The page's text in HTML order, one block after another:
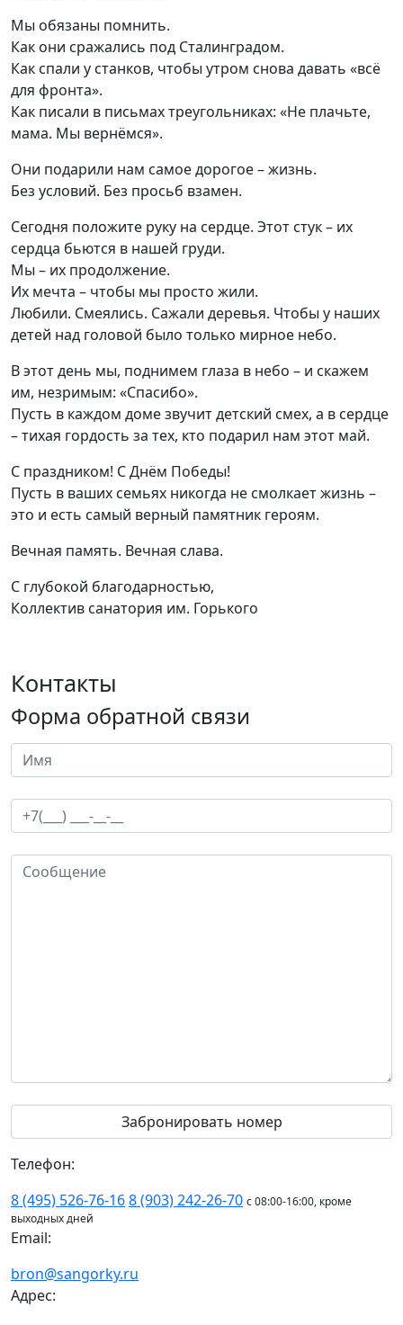
Мы обязаны помнить.
Как они сражались под Сталинградом.
Как спали у станков, чтобы утром снова давать «всё
для фронта».
Как писали в письмах треугольниках: «Не плачьте,
мама. Мы вернёмся».
Они подарили нам самое дорогое – жизнь.
Без условий. Без просьб взамен.
Сегодня положите руку на сердце. Этот стук – их
сердца бьются в нашей груди.
Мы – их продолжение.
Их мечта – чтобы мы просто жили.
Любили. Смеялись. Сажали деревья. Чтобы у наших
детей над головой было только мирное небо.
В этот день мы, поднимем глаза в небо – и скажем
им, незримым: «Спасибо».
Пусть в каждом доме звучит детский смех, а в сердце
– тихая гордость за тех, кто подарил нам этот май.
С праздником! С Днём Победы!
Пусть в ваших семьях никогда не смолкает жизнь –
это и есть самый верный памятник героям.
Вечная память. Вечная слава.
С глубокой благодарностью,
Коллектив санатория им. Горького
Контакты
Форма обратной связи
Телефон:
8 (495) 526-76-168 (903) 242-26-70 с 08:00-16:00, кроме
выходных дней
Email:
bron@sangorky.ru
Адрес: